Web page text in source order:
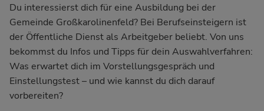
Du interessierst dich für eine Ausbildung bei der
Gemeinde Großkarolinenfeld? Bei Berufseinsteigern ist
der Öffentliche Dienst als Arbeitgeber beliebt. Von uns
bekommst du Infos und Tipps für dein Auswahlverfahren:
Was erwartet dich im Vorstellungsgespräch und
Einstellungstest – und wie kannst du dich darauf
vorbereiten?